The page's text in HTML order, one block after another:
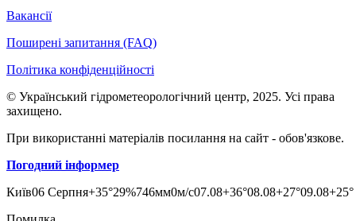
Вакансії
Поширені запитання (FAQ)
Політика конфіденційності
© Український гідрометеорологічний центр, 2025. Усі права
захищено.
При використанні матеріалів посилання на сайт - обов'язкове.
Погодний інформер
Київ06 Серпня+35°29%746мм0м/c07.08+36°08.08+27°09.08+25°